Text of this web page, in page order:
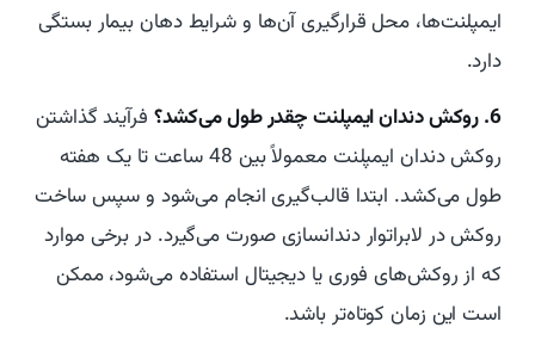
ایمپلنت‌ها، محل قرارگیری آن‌ها و شرایط دهان بیمار بستگی
دارد.
6. روکش دندان ایمپلنت چقدر طول می‌کشد؟
فرآیند گذاشتن
روکش دندان ایمپلنت معمولاً بین 48 ساعت تا یک هفته
طول می‌کشد. ابتدا قالب‌گیری انجام می‌شود و سپس ساخت
روکش در لابراتوار دندانسازی صورت می‌گیرد. در برخی موارد
که از روکش‌های فوری یا دیجیتال استفاده می‌شود، ممکن
است این زمان کوتاه‌تر باشد.